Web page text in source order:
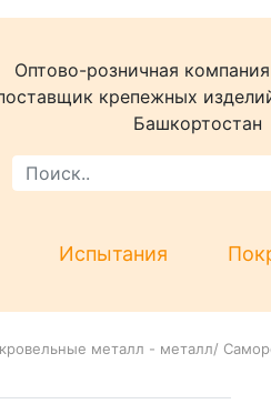
Оптово-розничная
крепежных
Башкортостан
Испытания
металл - металл/